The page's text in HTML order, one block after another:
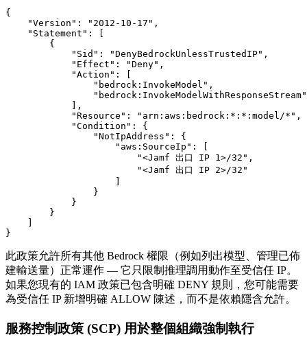
{
    "Version": "2012-10-17",
    "Statement": [
        {
            "Sid": "DenyBedrockUnlessTrustedIP",
            "Effect": "Deny",
            "Action": [
                "bedrock:InvokeModel",
                "bedrock:InvokeModelWithResponseStream"
            ],
            "Resource": "arn:aws:bedrock:*:*:model/*",
            "Condition": {
                "NotIpAddress": {
                    "aws:SourceIp": [
                        "<Jamf 出口 IP 1>/32",
                        "<Jamf 出口 IP 2>/32"
                }
            }
        }
此政策允許所有其他 Bedrock 權限（例如列出模型、管理已佈
建輸送量）正常運作 — 它只限制推理調用動作至受信任 IP。
如果您現有的 IAM 政策已包含明確 DENY 規則，您可能需要
為受信任 IP 新增明確 ALLOW 陳述，而不是依賴隱含允許。
服務控制政策 (SCP) 用於整個組織強制執行